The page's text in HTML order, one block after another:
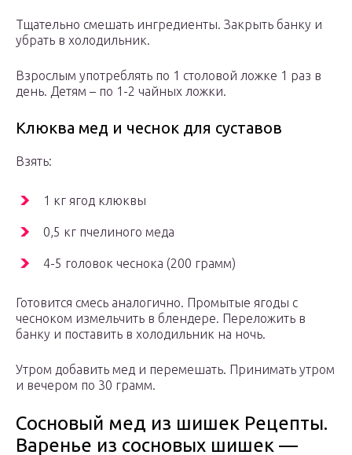
Тщательно смешать ингредиенты. Закрыть банку и
убрать в холодильник.
Взрослым употреблять по 1 столовой ложке 1 раз в
день. Детям – по 1-2 чайных ложки.
Клюква мед и чеснок для суставов
Взять:
1 кг ягод клюквы
0,5 кг пчелиного меда
4-5 головок чеснока (200 грамм)
Готовится смесь аналогично. Промытые ягоды с
чесноком измельчить в блендере. Переложить в
банку и поставить в холодильник на ночь.
Утром добавить мед и перемешать. Принимать утром
и вечером по 30 грамм.
Сосновый мед из шишек Рецепты.
Варенье из сосновых шишек —